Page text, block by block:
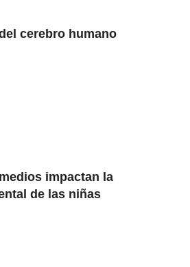
cerebro humano
impactan la
de las niñas